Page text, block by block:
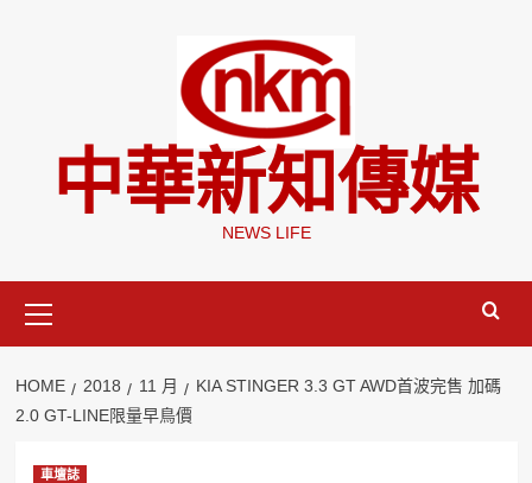
中華新知傳媒
NEWS LIFE
Menu
HOME 2018 11 月
KIA STINGER 3.3 GT AWD首波完售 加碼
2.0 GT-LINE限量早鳥價
車壇誌